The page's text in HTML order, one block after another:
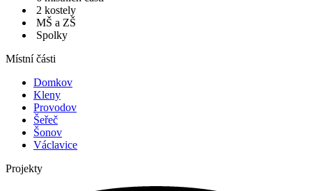
2 kostely
MŠ a ZŠ
Spolky
Místní části
Domkov
Kleny
Provodov
Šeřeč
Šonov
Václavice
Projekty